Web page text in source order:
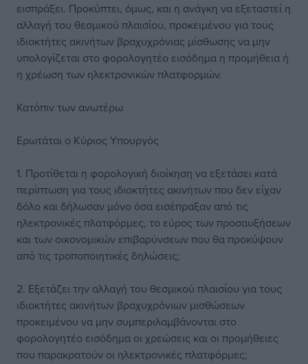
εισπράξει. Προκύπτει, όμως, και η ανάγκη να εξεταστεί η
αλλαγή του θεσμικού πλαισίου, προκειμένου για τους
ιδιοκτήτες ακινήτων βραχυχρόνιας μίσθωσης να μην
υπολογίζεται στο φορολογητέο εισόδημα η προμήθεια ή
η χρέωση των ηλεκτρονικών πλατφορμών.
Κατόπιν των ανωτέρω
Ερωτάται ο Κύριος Υπουργός
1. Προτίθεται η φορολογική διοίκηση να εξετάσει κατά
περίπτωση για τους ιδιοκτήτες ακινήτων που δεν είχαν
δόλο και δήλωσαν μόνο όσα εισέπραξαν από τις
ηλεκτρονικές πλατφόρμες, το εύρος των προσαυξήσεων
και των οικονομικών επιβαρύνσεων που θα προκύψουν
από τις τροποποιητικές δηλώσεις;
2. Εξετάζει την αλλαγή του θεσμικού πλαισίου για τους
ιδιοκτήτες ακινήτων βραχυχρόνιων μισθώσεων
προκειμένου να μην συμπεριλαμβάνονται στο
φορολογητέο εισόδημα οι χρεώσεις και οι προμήθειες
που παρακρατούν οι ηλεκτρονικές πλατφόρμες;